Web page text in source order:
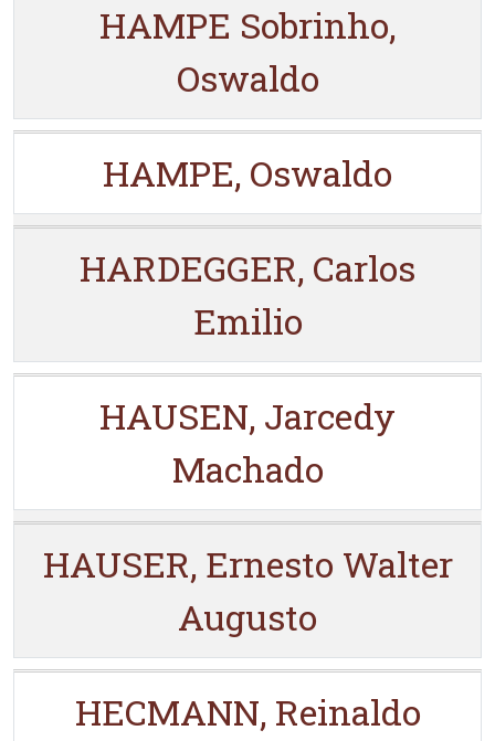
HAMPE Sobrinho,
Oswaldo
HAMPE, Oswaldo
HARDEGGER, Carlos
Emilio
HAUSEN, Jarcedy
Machado
HAUSER, Ernesto Walter
Augusto
HECMANN, Reinaldo